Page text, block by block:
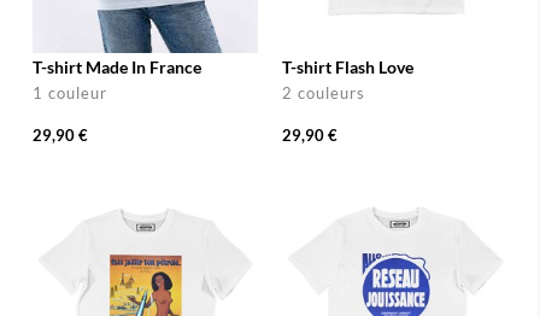
T-shirt Made In France
1 couleur
29,90 €
T-shirt Flash Love
2 couleurs
29,90 €